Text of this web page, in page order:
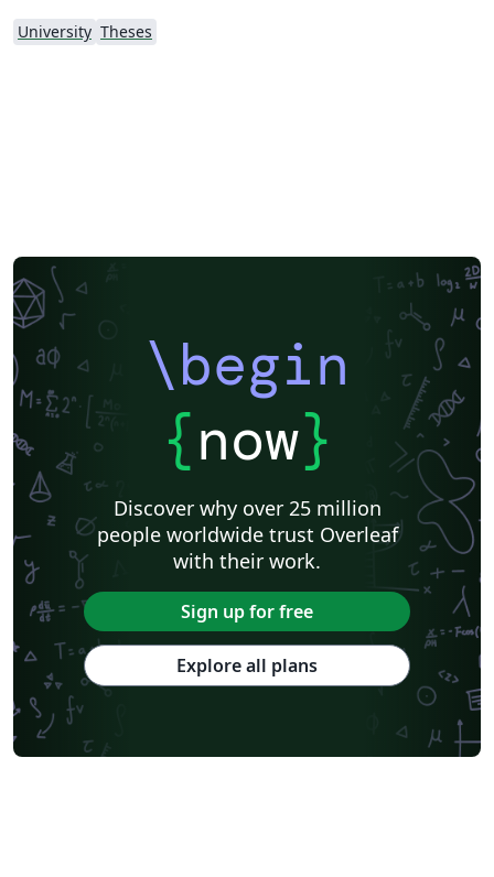
University Theses
\begin
{now}
Discover why over 25 million
people worldwide trust Overleaf
with their work.
Sign up for free
Explore all plans